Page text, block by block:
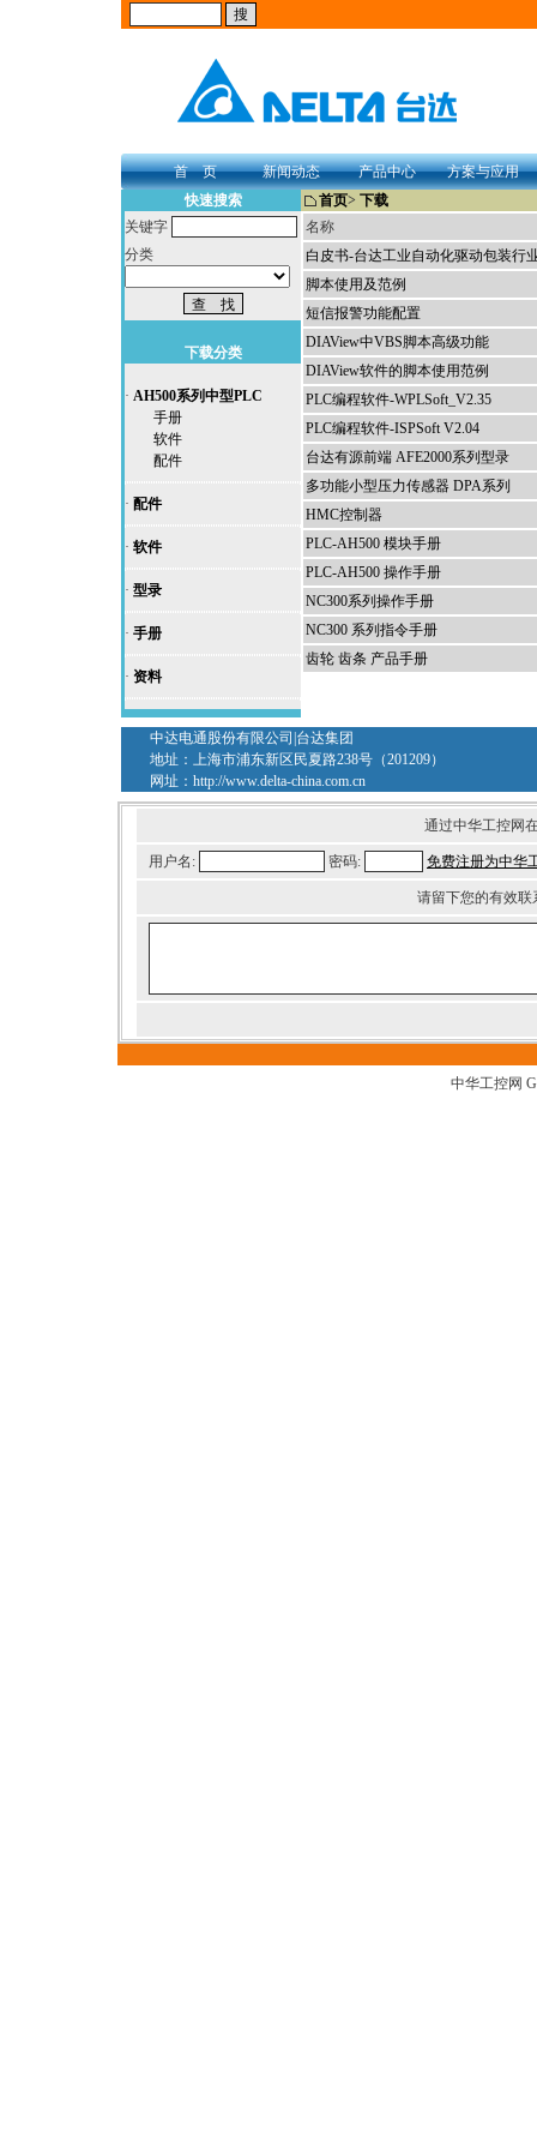
首 页 新闻动态 产品中心
方案与应用
快速搜索
关键字
分类
下载分类
· AH500系列中型PLC
手册
软件
配件
· 配件
· 软件
· 型录
· 手册
· 资料
首页> 下载
名称
白皮书-台达工业自动化驱动包装行
脚本使用及范例
短信报警功能配置
DIAView中VBS脚本高级功能
DIAView软件的脚本使用范例
PLC编程软件-WPLSoft_V2.35
PLC编程软件-ISPSoft V2.04
台达有源前端 AFE2000系列型录
多功能小型压力传感器 DPA系列
HMC控制器
PLC-AH500 模块手册
PLC-AH500 操作手册
NC300系列操作手册
NC300 系列指令手册
齿轮 齿条 产品手册
中达电通股份有限公司|台达集团
地址：上海市浦东新区民夏路238号（201209）
网址： http://www.delta-china.com.cn
通过中华工控网
用户名: 密码: 免费注册为中华
请留下您的有效
中华工控网